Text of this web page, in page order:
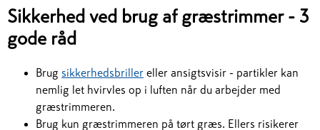
Sikkerhed ved brug af græstrimmer - 3
gode råd
Brug sikkerhedsbriller eller ansigtsvisir - partikler kan
nemlig let hvirvles op i luften når du arbejder med
græstrimmeren.
Brug kun græstrimmeren på tørt græs. Ellers risikerer